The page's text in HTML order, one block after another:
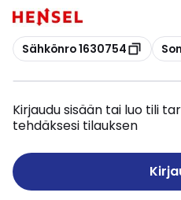
Kopioi
Sähkönro 1630754
Kirjaudu sisään tai luo tili
tehdäksesi tilauksen